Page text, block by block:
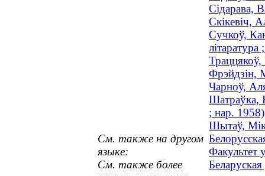
Сідарава,
Скікевіч,
Сучкоў,
Фрэйдзін,
Чарноў,
Шатраўка,
; нар. 1958)
Шытаў,
См. также на другом
языке:
Факультет
См. также более
Беларуская